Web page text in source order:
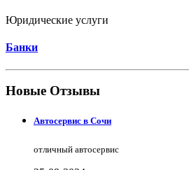
Юридические услуги
Банки
Новые Отзывы
Автосервис в Сочи
отличный автосервис